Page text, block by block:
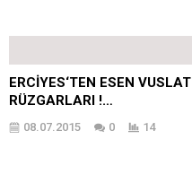
ERCİYES‘TEN ESEN VUSLAT
RÜZGARLARI !…
08.07.2015 0 14